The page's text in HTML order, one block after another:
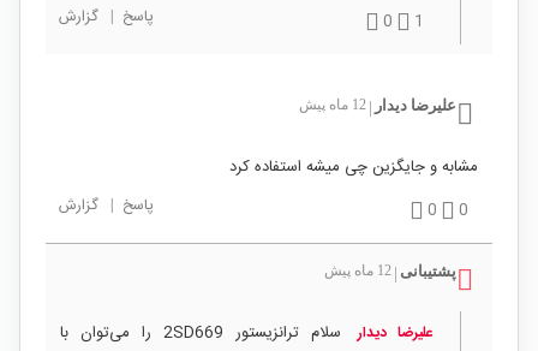
1
0 پاسخ | گزارش
علیرضا دیدار | 12 ماه پیش
مشابه و جایگزین چی میشه استفاده کرد
0
0 پاسخ | گزارش
پشتیبانی | 12 ماه پیش
علیرضا دیدار
سلام ترانزیستور 2SD669 را می‌توان با